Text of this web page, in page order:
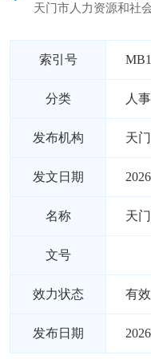
天门市人力资源和社
索引号
分类 人
发布机构 天
发文日期
名称 天
文号
效力状态 有效
发布日期